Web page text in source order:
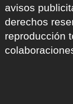
avisos
derechos
reproducción